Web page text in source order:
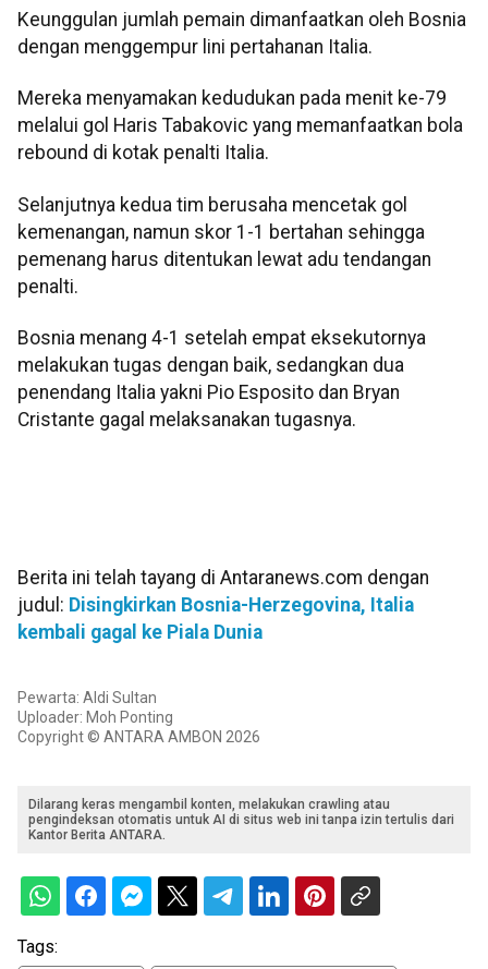
Keunggulan jumlah pemain dimanfaatkan oleh Bosnia
dengan menggempur lini pertahanan Italia.
Mereka menyamakan kedudukan pada menit ke-79
melalui gol Haris Tabakovic yang memanfaatkan bola
rebound di kotak penalti Italia.
Selanjutnya kedua tim berusaha mencetak gol
kemenangan, namun skor 1-1 bertahan sehingga
pemenang harus ditentukan lewat adu tendangan
penalti.
Bosnia menang 4-1 setelah empat eksekutornya
melakukan tugas dengan baik, sedangkan dua
penendang Italia yakni Pio Esposito dan Bryan
Cristante gagal melaksanakan tugasnya.
Berita ini telah tayang di Antaranews.com dengan
judul: Disingkirkan Bosnia-Herzegovina, Italia
kembali gagal ke Piala Dunia
Pewarta: Aldi Sultan
Uploader: Moh Ponting
Copyright © ANTARA AMBON 2026
Dilarang keras mengambil konten, melakukan crawling atau
pengindeksan otomatis untuk AI di situs web ini tanpa izin tertulis dari
Kantor Berita ANTARA.
Tags: